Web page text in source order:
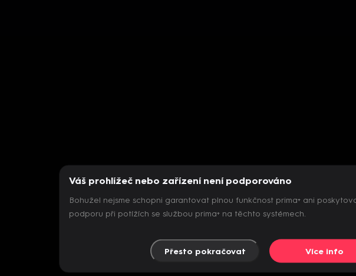
Váš prohlížeč nebo zařízení není podporováno
Bohužel nejsme schopni garantovat plnou funkčnost prima+ ani
podporu při potížích se službou prima+ na těchto systémech.
Přesto pokračovat Více info